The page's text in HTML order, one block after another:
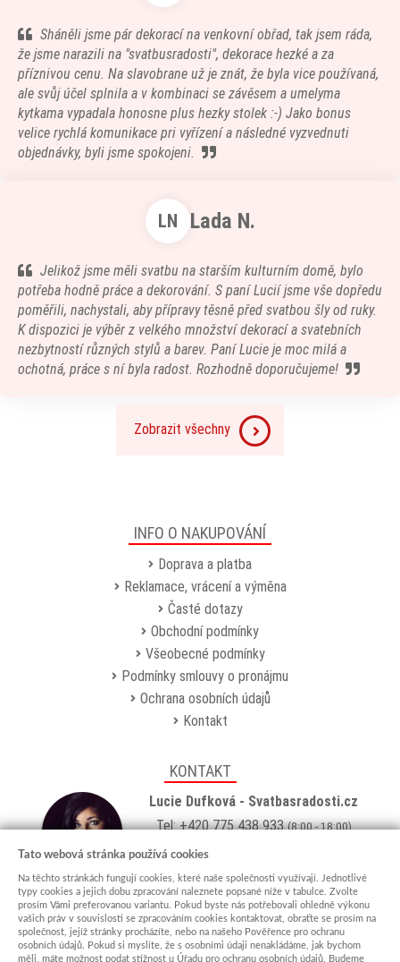
Sháněli jsme pár dekorací na venkovní obřad, tak jsem ráda,
že jsme narazili na "svatbusradosti", dekorace hezké a za
příznivou cenu. Na slavobrane už je znát, že byla vice používaná,
ale svůj účel splnila a v kombinaci se závěsem a umelyma
kytkama vypadala honosne plus hezky stolek :-) Jako bonus
velice rychlá komunikace pri vyřízení a následné vyzvednuti
objednávky, byli jsme spokojeni.
LN Lada N.
Jelikož jsme měli svatbu na starším kulturním domě, bylo
potřeba hodně práce a dekorování. S paní Lucií jsme vše dopředu
poměřili, nachystali, aby přípravy těsně před svatbou šly od ruky.
K dispozici je výběr z velkého množství dekorací a svatebních
nezbytností různých stylů a barev. Paní Lucie je moc milá a
ochotná, práce s ní byla radost. Rozhodně doporučujeme!
Zobrazit všechny
INFO O NAKUPOVÁNÍ
Doprava a platba
Reklamace, vrácení a výměna
Časté dotazy
Obchodní podmínky
Všeobecné podmínky
Podmínky smlouvy o pronájmu
Ochrana osobních údajů
Kontakt
KONTAKT
Lucie Dufková - Svatbasradosti.cz
Tel: +420 775 438 933(8:00 - 18:00)
Email:
Showroom
Jungmannova 627, Kyjov 69701
Po-Pá: po domluvě (více info)
Tato webová stránka používá cookies
Na těchto stránkách fungují cookies, které naše společnosti využívají. Jednotlivé
typy cookies a jejich dobu zpracování naleznete popsané níže v tabulce. Zvolte
prosím Vámi preferovanou variantu. Pokud byste nás potřebovali ohledně výkonu
vašich práv v souvislosti se zpracováním cookies kontaktovat, obraťte se prosím na
společnost, jejíž stránky procházíte, nebo na našeho Pověřence pro ochranu
osobních údajů. Pokud si myslíte, že s osobními údaji nenakládáme, jak bychom
měli, máte možnost podat stížnost u Úřadu pro ochranu osobních údajů. Budeme